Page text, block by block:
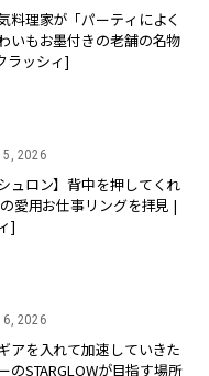
料理家が「パーティによく
いもお墨付きの老舗の名物
ラッシィ]
5, 2026
ュロン】背中を押してくれ
愛用お仕事リングを拝見 |
]
6, 2026
アを入れて加速していきた
のSTARGLOWが目指す場所